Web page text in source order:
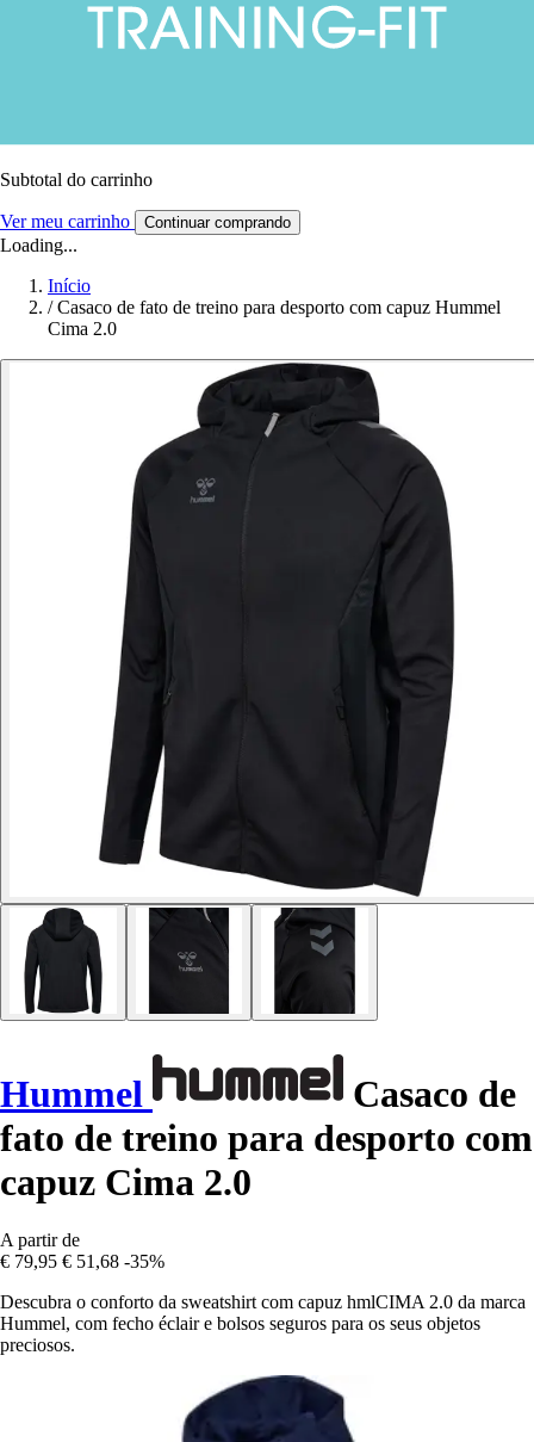
Subtotal do carrinho
Ver meu carrinho Continuar comprando
Loading...
Início
/ Casaco de fato de treino para desporto com capuz Hummel
Cima 2.0
Hummel
Casaco de
fato de treino para desporto com
capuz Cima 2.0
A partir de
€ 79,95 € 51,68 -35%
Descubra o conforto da sweatshirt com capuz hmlCIMA 2.0 da marca
Hummel, com fecho éclair e bolsos seguros para os seus objetos
preciosos.